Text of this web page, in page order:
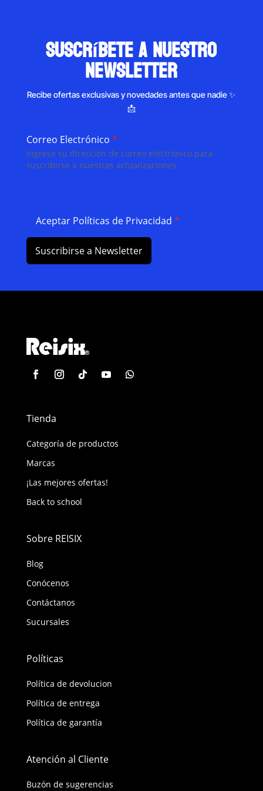
suscríbete a nuestro
newsletter
Recibe ofertas exclusivas y novedades antes que nadie ✨
📩
Correo Electrónico *
Ingrese su dirección de correo electrónico para
suscribirse a nuestras actualizaciones.
Aceptar Políticas de Privacidad *
Suscribirse a Newsletter
Tienda
Categoría de productos
Marcas
¡Las mejores ofertas!
Back to school
Sobre REISIX
Blog
Conócenos
Contáctanos
Sucursales
Políticas
Política de devolucion
Política de entrega
Política de garantía
Atención al Cliente
Buzón de sugerencias